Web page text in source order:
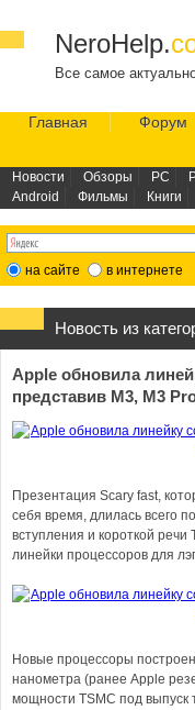
NeroHelp.
Все самое
Главная Форум
Новости Обзоры PC
Android
Фильмы Книги
на сайте в интернете
Новость из
Apple обновила
представив M3, M3
Презентация Scary fast,
себя время, длилась всего
вступления и короткой
линейки процессоров для
Новые процессоры
нанометра (ранее Apple
мощности TSMC под выпуск